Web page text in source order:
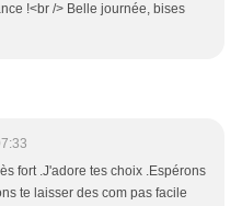
!<br /> Belle journée, bises
fort .J'adore tes choix .Espérons
te laisser des com pas facile